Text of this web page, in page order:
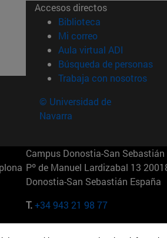
Accesos directos
Biblioteca (abre en
Mi correo(abre en nueva
Aula virtual ADI (abre en
Búsqueda de personas
Trabaja con nosotros
© Universidad de
Navarra
Campus Donostia-San Sebastián
Pº de Manuel Lardizabal 13
Donostia-San Sebastián España
T.+34 943 21 98 77